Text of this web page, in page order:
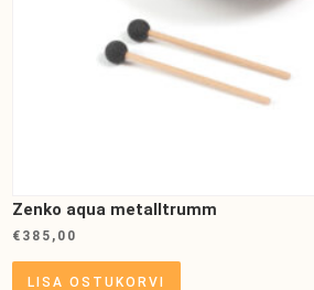
Zenko aqua metalltrumm
€ 385,00
LISA OSTUKORVI